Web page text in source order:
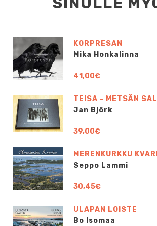
KORPRESAN
Mika Honkalinna
41,00€
TEISA - METSÄN
Jan Björk
39,00€
MERENKURKKU
Seppo Lammi
30,45€
ULAPAN LOISTE
Bo Isomaa